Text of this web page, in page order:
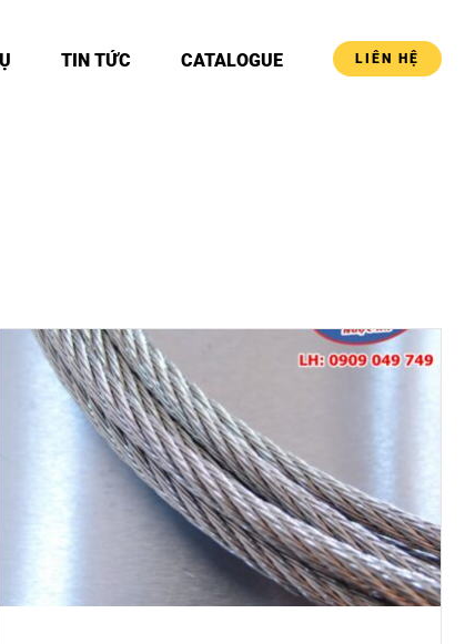
TIN TỨC CATALOGUE LIÊN HỆ
DETAILS